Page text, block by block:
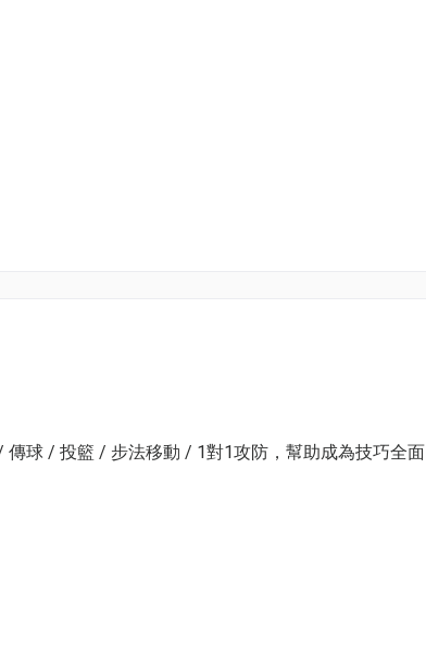
球 / 投籃 / 步法移動 / 1對1攻防，幫助成為技巧全